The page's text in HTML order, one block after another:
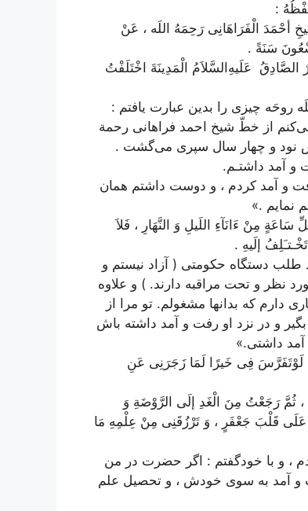
:
الْفَرَاهَانِی رَحِمَهُ اللَه ، عَنْ
سَنَةً .
عَلَیهِ‌السَّلاَمُ الْمَدِینَةَ اخْتَلَفْتُ
روحَه چیزی را بدین عبارت یافتم :
از خطّ شیخ احمد فراهانی رحمة
نود و چهار سال سپری می‌گشت .
و آمد داشتـم.
و آمد کردم ، و دوست داشتم همان
نمایم .»
مِنْ ءَ‌انَآءِ اللَیلِ وَ النَّهَارِ ، فَلاَ
إلَیهِ .
دستگاه حکومتی ( آزاد نیستم و
نظر و تحت مراقبه دارند. ) و علاوه
دارم که بدانها مشغولم. تو مرا از
و در نزد او رفت و آمد داشته باش
داشتی.»
فِی خَیرًا لَمَا زَجَرَنِی عَنِ
ثُمَّ رَجَعْتُ مِنَ الْغَدِ إلَی الرَّوْضَةِ وَ
عَلَی قَلْبَ جَعْفَرٍ ، وَ تَرْزُقَنِی مِنْ عِلْمِهِ مَا
، و با خودگفتم : اگر حضرت در من
و آمد به سوی خودش ، و تحصیل علم